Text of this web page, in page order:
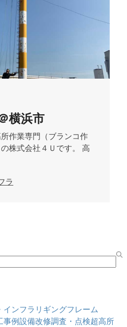
横浜市
作業専門（ブランコ作
株式会社４Ｕです。 高
ラ
インフラ リギングフレーム
事例設備改修調査・点検超高所